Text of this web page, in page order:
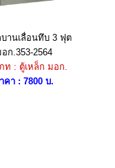
บานเลื่อนทึบ 3 ฟุต
ก.353-2564
ท : ตู้เหล็ก มอก.
คา : 7800 บ.